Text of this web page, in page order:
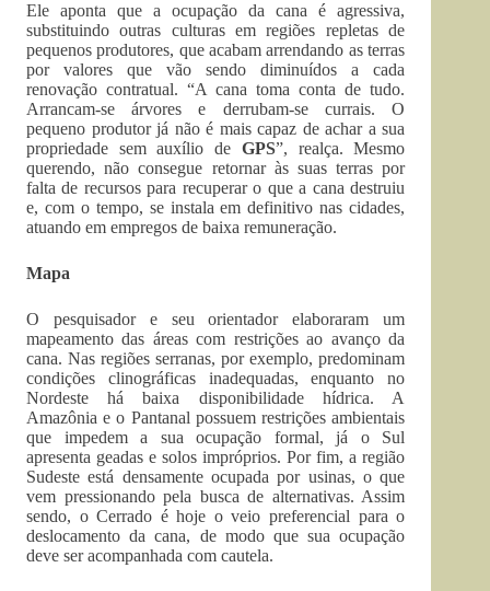
Ele aponta que a ocupação da cana é agressiva,
substituindo outras culturas em regiões repletas de
pequenos produtores, que acabam arrendando as terras
por valores que vão sendo diminuídos a cada
renovação contratual. “A cana toma conta de tudo.
Arrancam-se árvores e derrubam-se currais. O
pequeno produtor já não é mais capaz de achar a sua
propriedade sem auxílio de GPS”, realça. Mesmo
querendo, não consegue retornar às suas terras por
falta de recursos para recuperar o que a cana destruiu
e, com o tempo, se instala em definitivo nas cidades,
atuando em empregos de baixa remuneração.
Mapa
O pesquisador e seu orientador elaboraram um
mapeamento das áreas com restrições ao avanço da
cana. Nas regiões serranas, por exemplo, predominam
condições clinográficas inadequadas, enquanto no
Nordeste há baixa disponibilidade hídrica. A
Amazônia e o Pantanal possuem restrições ambientais
que impedem a sua ocupação formal, já o Sul
apresenta geadas e solos impróprios. Por fim, a região
Sudeste está densamente ocupada por usinas, o que
vem pressionando pela busca de alternativas. Assim
sendo, o Cerrado é hoje o veio preferencial para o
deslocamento da cana, de modo que sua ocupação
deve ser acompanhada com cautela.